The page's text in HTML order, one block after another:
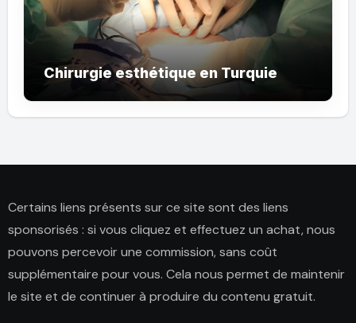
Chirurgie esthétique en Turquie
Certains liens présents sur ce site sont des liens
sponsorisés : si vous cliquez et effectuez un achat, nous
pouvons percevoir une commission, sans coût
supplémentaire pour vous. Cela nous permet de maintenir
le site et de continuer à produire du contenu gratuit.